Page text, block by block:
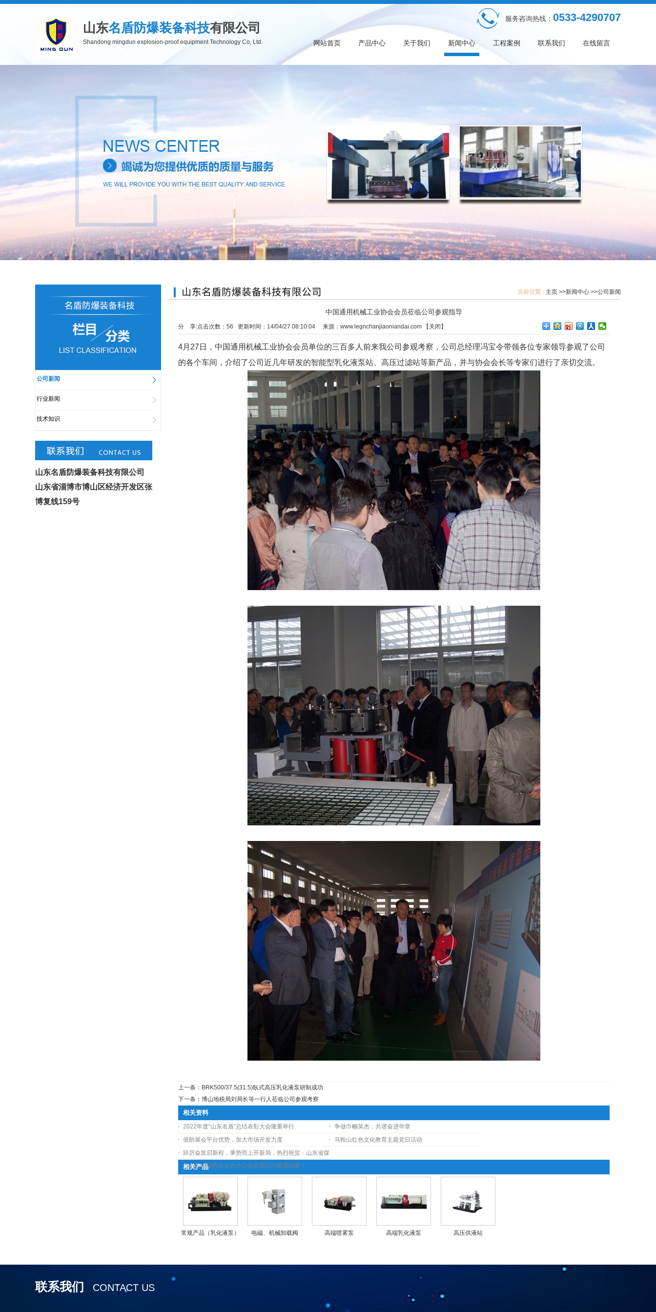
山东名盾防爆装备科技有限公司
Shandong mingdun explosion-proof equipment Technology Co, Ltd.
服务咨询热线： 0533-4290707
网站首页 产品中心 关于我们 新闻中心 工程案例 联系我们 在线留言
当前位置 : 主页 >>新闻中心 >>公司新闻
中国通用机械工业协会会员莅临公司参观指导
点击次数：56 更新时间：14/04/27 08:10:04 来源：www.legnchanjiaoniandai.com 【 关闭 】
分 享:
4月27日，中国通用机械工业协会会员单位的三百多人前来我公司参观考察，公司总经理冯宝令带领各位专家领导参观了公司
的各个车间，介绍了公司近几年研发的智能型乳化液泵站、高压过滤站等新产品，并与协会会长等专家们进行了亲切交流。
上一条： BRK500/37.5(31.5)臥式高压乳化液泵研制成功
下一条：博山地税局刘局长等一行人莅临公司参观考察
相关资料
2022年度“山东名盾”总结表彰大会隆重举行
争做巾帼英杰，共谱奋进华章
借助展会平台优势，加大市场开发力度
马鞍山红色文化教育主题党日活动
踔厉奋发启新程，乘势而上开新局，热烈祝贺：山东省煤
机协会四届四次会长办公会在我公司圆满结束！
相关产品
常规产品（乳化液泵） 电磁、机械卸载阀 高端喷雾泵 高端乳化液泵 高压供液站
公司新闻
行业新闻
技术知识
山东名盾防爆装备科技有限公司
山东省淄博市博山区经济开发区张
博复线159号
联系我们 CONTACT US